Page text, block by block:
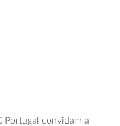
Portugal convidam a